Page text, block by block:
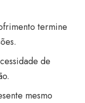
termine
de
mesmo